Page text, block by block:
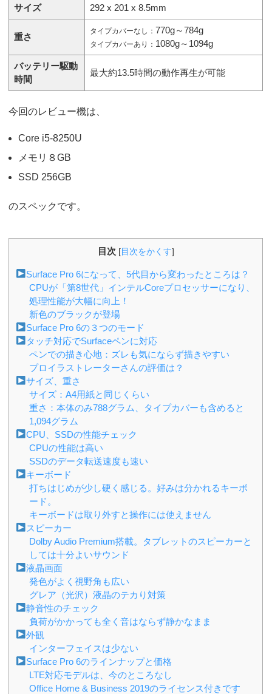
サイズ 292 x 201 x 8.5mm
重さ
タイプカバーなし： 770g～784g
タイプカバーあり： 1080g～1094g
バッテリー駆動
時間
最大約13.5時間の動作再生が可能
今回のレビュー機は、
Core i5-8250U
メモリ８GB
SSD 256GB
のスペックです。
目次 [目次をかくす]
Surface Pro 6になって、5代目から変わったところは？
CPUが「第8世代」インテルCoreプロセッサーになり、
処理性能が大幅に向上！
新色のブラックが登場
Surface Pro 6の３つのモード
タッチ対応でSurfaceペンに対応
ペンでの描き心地：ズレも気にならず描きやすい
プロイラストレーターさんの評価は？
サイズ、重さ
サイズ：A4用紙と同じくらい
重さ：本体のみ788グラム、タイプカバーも含めると
1,094グラム
CPU、SSDの性能チェック
CPUの性能は高い
SSDのデータ転送速度も速い
キーボード
打ちはじめが少し硬く感じる。好みは分かれるキーボ
ード。
キーボードは取り外すと操作には使えません
スピーカー
Dolby Audio Premium搭載。タブレットのスピーカーと
しては十分よいサウンド
液晶画面
発色がよく視野角も広い
グレア（光沢）液晶のテカり対策
静音性のチェック
負荷がかかっても全く音はならず静かなまま
外観
インターフェイスは少ない
Surface Pro 6のラインナップと価格
LTE対応モデルは、今のところなし
Office Home & Business 2019のライセンス付きです